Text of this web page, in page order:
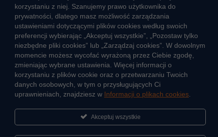
Usługi okołociepłownicze
Informacje ciepła systemowego
JAK POWSTAJE CIEPŁO
ŹRÓDŁA CIEPŁA
Mapa sieci ciepłowniczej
KIERUNKI ROZWOJU SIECI CIEPŁOWNICZEJ
korzystaniu z niej. Szanujemy prawo użytkownika do
prywatności, dlatego masz możliwość zarządzania
ustawieniami dotyczącymi plików cookies według swoich
preferencji wybierając „Akceptuj wszystkie”, „Pozostaw tylko
niezbędne pliki cookies” lub „Zarządzaj cookies”. W dowolnym
momencie możesz wycofać wyrażoną przez Ciebie zgodę,
zmieniając wybrane ustawienia. Więcej informacji o
korzystaniu z plików cookie oraz o przetwarzaniu Twoich
danych osobowych, w tym o przysługujących Ci
uprawnieniach, znajdziesz w Informacji o plikach cookies
Akceptuj wszystkie